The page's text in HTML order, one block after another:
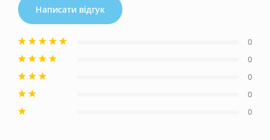
Написати відгук
0
0
0
0
0